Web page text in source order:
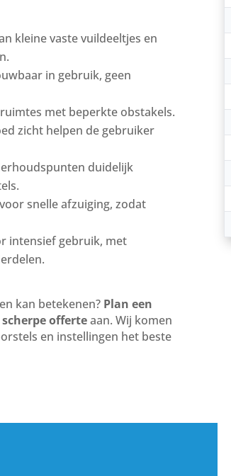
kleine vaste vuildeeltjes en
in gebruik, geen
met beperkte obstakels.
zicht helpen de gebruiker
duidelijk
snelle afzuiging, zodat
intensief gebruik, met
kan betekenen? Plan een
offerteaan. Wij komen
en instellingen het beste